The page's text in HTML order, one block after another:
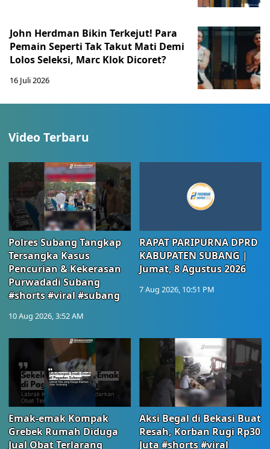
John Herdman Bikin Terkejut! Para
Pemain Seperti Tak Takut Mati Demi
Lolos Seleksi, Marc Klok Dicoret?
16 Juli 2026
Video Terbaru
Polres Subang Tangkap
Tersangka Kasus
Pencurian & Kekerasan
Purwadadi Subang
#shorts #viral #subang
10 Aug 2026, 3:52 AM
RAPAT PARIPURNA DPRD
KABUPATEN SUBANG |
Jumat, 8 Agustus 2026
7 Aug 2026, 10:51 PM
Emak-emak Kompak
Grebek Rumah Diduga
Jual Obat Terlarang
Aksi Begal di Bekasi Buat
Resah, Korban Rugi Rp30
Juta #shorts #viral